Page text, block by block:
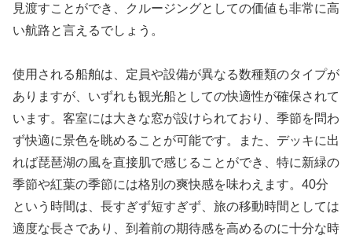
見渡すことができ、クルージングとしての価値も非常に高
い航路と言えるでしょう。
使用される船舶は、定員や設備が異なる数種類のタイプが
ありますが、いずれも観光船としての快適性が確保されて
います。客室には大きな窓が設けられており、季節を問わ
ず快適に景色を眺めることが可能です。また、デッキに出
れば琵琶湖の風を直接肌で感じることができ、特に新緑の
季節や紅葉の季節には格別の爽快感を味わえます。40分
という時間は、長すぎず短すぎず、旅の移動時間としては
適度な長さであり、到着前の期待感を高めるのに十分な時